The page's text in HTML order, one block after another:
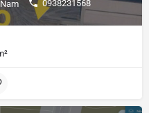
0938231568